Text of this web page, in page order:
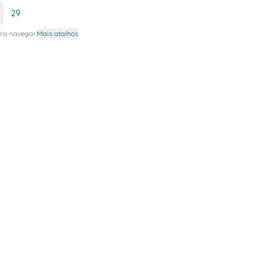
29
navegar.Mais atalhos